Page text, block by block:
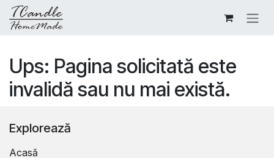
Sari la conținut
Ups: Pagina solicitată este
invalidă sau nu mai există.
Explorează
Acasă